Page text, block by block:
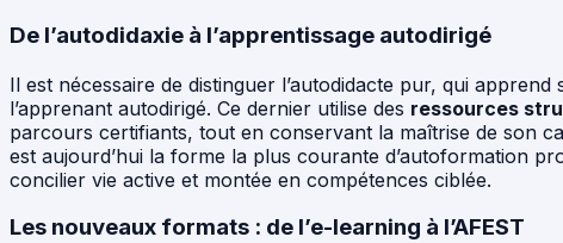
De l’autodidaxie à l’apprentissage autodirigé
Il est nécessaire de distinguer l’autodidacte pur, qui
l’apprenant autodirigé. Ce dernier utilise des ressources
parcours certifiants, tout en conservant la maîtrise de son
est aujourd’hui la forme la plus courante d’autoformation
concilier vie active et montée en compétences ciblée.
Les nouveaux formats : de l’e-learning à l’AFEST